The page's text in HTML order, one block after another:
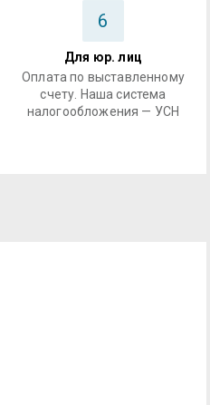
6
Для юр. лиц
Оплата по выставленному
счету. Наша система
налогообложения — УСН